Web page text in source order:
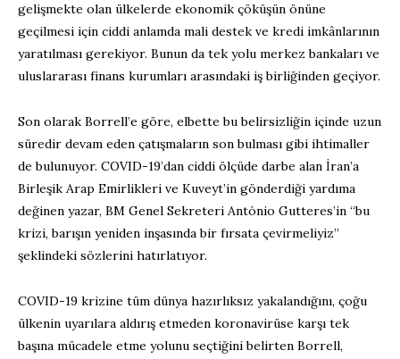
gelişmekte olan ülkelerde ekonomik çöküşün önüne
geçilmesi için ciddi anlamda mali destek ve kredi imkânlarının
yaratılması gerekiyor. Bunun da tek yolu merkez bankaları ve
uluslararası finans kurumları arasındaki iş birliğinden geçiyor.
Son olarak Borrell’e göre, elbette bu belirsizliğin içinde uzun
süredir devam eden çatışmaların son bulması gibi ihtimaller
de bulunuyor. COVID-19’dan ciddi ölçüde darbe alan İran’a
Birleşik Arap Emirlikleri ve Kuveyt’in gönderdiği yardıma
değinen yazar, BM Genel Sekreteri António Gutteres’in “bu
krizi, barışın yeniden inşasında bir fırsata çevirmeliyiz”
şeklindeki sözlerini hatırlatıyor.
COVID-19 krizine tüm dünya hazırlıksız yakalandığını, çoğu
ülkenin uyarılara aldırış etmeden koronavirüse karşı tek
başına mücadele etme yolunu seçtiğini belirten Borrell,